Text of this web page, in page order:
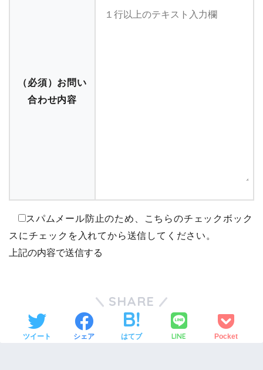
（必須） お問い
合わせ内容
スパムメール防止のため、こちらのチェックボック
スにチェックを入れてから送信してください。
SHARE
ツイート シェア はてブ LINE Pocket